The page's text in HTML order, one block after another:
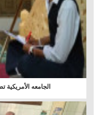
الجامعه الأمريكية